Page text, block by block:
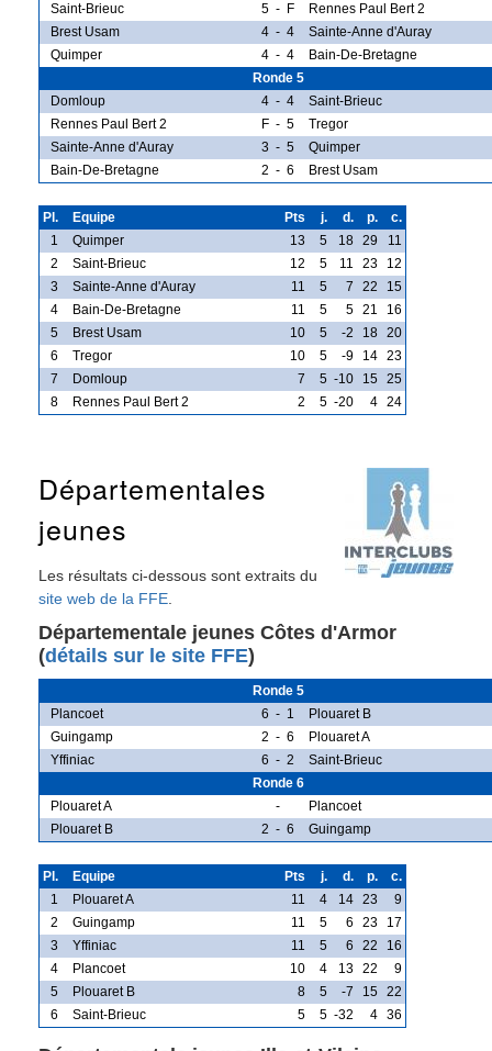
Saint-Brieuc
5 - F
Rennes Paul Bert 2
Brest Usam
4 - 4
Sainte-Anne d'Auray
Quimper
4 - 4
Bain-De-Bretagne
Ronde 5
Domloup
4 - 4
Saint-Brieuc
Rennes Paul Bert 2
F - 5
Tregor
Sainte-Anne d'Auray
3 - 5
Quimper
Bain-De-Bretagne
2 - 6 Brest Usam
Pl. Equipe Pts j. d. p.
c.
1
Quimper 13 5 18 29
11
2
Saint-Brieuc 12 5 11 23
12
3
Sainte-Anne d'Auray 11 5 7 22
15
4
Bain-De-Bretagne 11 5 5 21
16
5
Brest Usam 10 5 -2 18 20
6
Tregor 10 5 -9 14 23
7
Domloup 7 5 -10 15 25
8
Rennes Paul Bert 2 2 5 -20 4 24
Départementales
jeunes
Les résultats ci-dessous sont extraits du
site web de la FFE
Départementale jeunes Côtes d'Armor
(détails sur le site FFE)
Ronde 5
Plancoet
6 - 1
Plouaret B
Guingamp
2 - 6
Plouaret A
Yffiniac
6 - 2
Saint-Brieuc
Ronde 6
Plouaret A
-
Plancoet
Plouaret B
2 - 6 Guingamp
Pl. Equipe Pts j. d. p.
c.
1
Plouaret A 11 4 14 23
9
2
Guingamp 11 5 6 23
17
3
Yffiniac 11 5 6 22
16
4
Plancoet 10 4 13 22
9
5
Plouaret B 8 5 -7 15 22
6
Saint-Brieuc 5 5 -32 4 36